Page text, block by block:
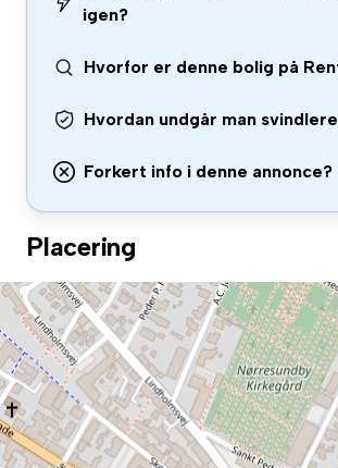
igen?
Hvorfor er denne bolig på
Hvordan undgår man
Forkert info i denne annonce?
Placering